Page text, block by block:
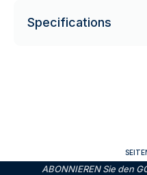
Specifications
ABONNIEREN Sie den